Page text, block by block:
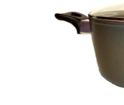
hvězdiček.